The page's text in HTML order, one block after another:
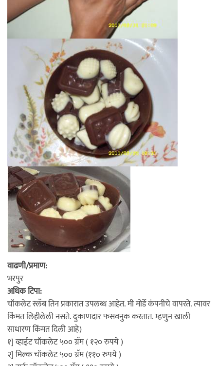
वाढणी/प्रमाण:
भरपुर
अधिक टिपा:
चॉकलेट स्लॅब तिन प्रकारात उपलब्ध आहेत. मी मोर्डे कंपनीचे वापरते. त्यावर
किंमत लिहीलेली नसते. दुकाणदार फसवनुक करतात. म्हणुन खाली
साधारण किंमत दिली आहे)
१] व्हाईट चॉकलेट ५०० ग्रॅम ( १२० रुपये )
२] मिल्क चॉकलेट ५०० ग्रॅम (११० रुपये )